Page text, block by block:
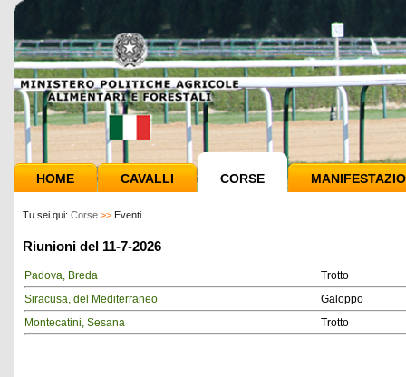
HOME CAVALLI CORSE
Tu sei qui: Corse >> Eventi
Riunioni del 11-7-2026
Padova, Breda
Trotto
Siracusa, del Mediterraneo
Galoppo
Montecatini, Sesana
Trotto